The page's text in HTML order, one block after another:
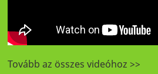
Tovább az összes videóhoz >>